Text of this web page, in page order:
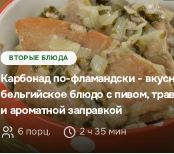
ВТОРЫЕ БЛЮДА
Карбонад по-фламандски -
бельгийское блюдо с пивом,
и ароматной заправкой
6 порц. 2 ч 35 мин